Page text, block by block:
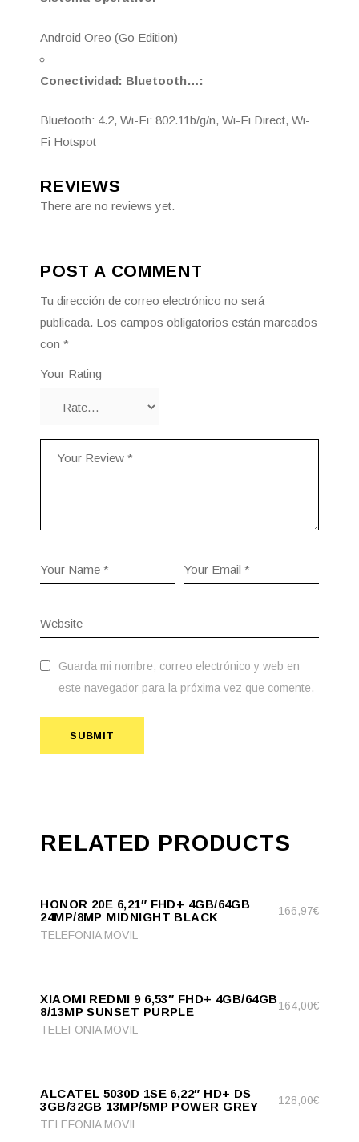
Android Oreo (Go Edition)
Conectividad: Bluetooth…:
Bluetooth: 4.2, Wi-Fi: 802.11b/g/n, Wi-Fi Direct, Wi-
Fi Hotspot
REVIEWS
There are no reviews yet.
POST A COMMENT
Tu dirección de correo electrónico no será
publicada. Los campos obligatorios están marcados
con*
Your Rating
Guarda mi nombre, correo electrónico y web en
este navegador para la próxima vez que comente.
SUBMIT
RELATED PRODUCTS
CART
HONOR 20E 6,21″ FHD+ 4GB/64GB
24MP/8MP MIDNIGHT BLACK
166,97€
TELEFONIA MOVIL
CART
XIAOMI REDMI 9 6,53″ FHD+ 4GB/64GB
8/13MP SUNSET PURPLE
164,00€
TELEFONIA MOVIL
CART
ALCATEL 5030D 1SE 6,22″ HD+ DS
3GB/32GB 13MP/5MP POWER GREY
128,00€
TELEFONIA MOVIL